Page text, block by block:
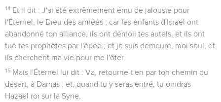
14 Et il dit : J'ai été extrêmement ému de jalousie pour
l'Éternel, le Dieu des armées ; car les enfants d'Israël ont
abandonné ton alliance, ils ont démoli tes autels, et ils ont
tué tes prophètes par l'épée ; et je suis demeuré, moi seul, et
ils cherchent ma vie pour me l'ôter.
15 Mais l'Éternel lui dit : Va, retourne-t'en par ton chemin du
désert, à Damas ; et, quand tu y seras entré, tu oindras
Hazaël roi sur la Syrie,